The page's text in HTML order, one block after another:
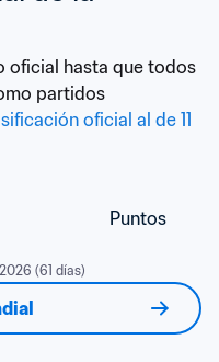
oficial hasta que todos
partidos
oficial al de 11
Puntos
(61 días)